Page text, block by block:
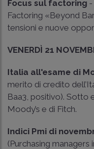
Focus sul factoring -
Factoring «Beyond
tensioni e nuove
VENERDÌ 21
Italia all'esame di
merito di credito
Baa3, positivo). Sotto
Moody’s e di Fitch.
Indici Pmi di
(Purchasing